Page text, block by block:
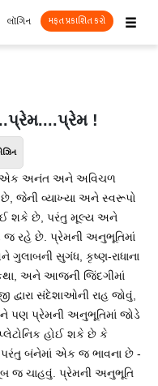
☰
લૉગિન મફત પ્રકાશિત કરો
!
અનંત અને અવિચળ
જેની વ્યાખ્યા અને સ્વરૂપો
શકે છે, પરંતુ મૂલ્ય અને
રહે છે. પ્રેમની અનુભૂતિમાં
ગુલાબની સુગંધ, કૃષ્ણ-રાધાના
અને આજની જિંદગીમાં
દ્વારા સંદેશાઓની રાહ જોવું,
પણ પ્રેમની અનુભૂતિમાં જોડે
હોઈ શકે છે કે
પરંતુ બંનેમાં એક જ ભાવના છે -
જ ચાહવું. પ્રેમની અનુભૂતિ